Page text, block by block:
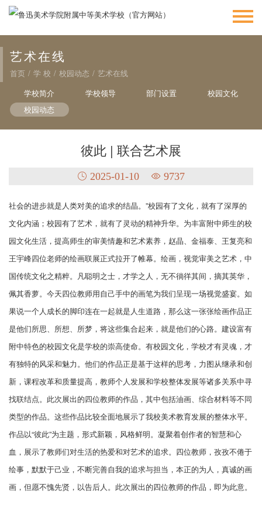
艺术在线
首页 / 学 校 / 校园动态 / 艺术在线
学校简介
学校领导 部门设置
校园文化
校园动态
彼此 | 联合艺术展
2025-01-10 9737
社会的进步就是人类对美的追求的结晶。”校园有了文化，就有了深厚的
文化内涵；校园有了艺术，就有了灵动的精神升华。为丰富附中师生的校
园文化生活，提高师生的审美情趣和艺术素养，赵晶、金福泰、王复亮和
王宇峰四位老师的绘画联展正式拉开了帷幕。绘画，视觉审美之艺术，中
国传统文化之精粹。凡聪明之士，才学之人，无不徜徉其间，摘其英华，
佩其香萝。今天四位教师用自己手中的画笔为我们呈现一场视觉盛宴。如
果说一个人成长的脚印连在一起就是人生道路，那么这一张张绘画作品正
是他们所思、所想、所梦，将这些集合起来，就是他们的心路。建设富有
附中特色的校园文化是学校的崇高使命。有校园文化，学校才有灵魂，才
有独特的风采和魅力。他们的作品正是基于这样的思考，力图从继承和创
新，课程改革和质量提高，教师个人发展和学校整体发展等诸多关系中寻
找联结点。此次展出的四位教师的作品，其中包括油画、综合材料等不同
类型的作品。这些作品比较全面地展示了我校美术教育发展的整体水平。
作品以“彼此”为主题，形式新颖，风格鲜明。凝聚着创作者的智慧和心
血，展示了教师们对生活的热爱和对艺术的追求。四位教师，孜孜不倦于
绘事，默默于己业，不断完善自我的追求与担当，本正的为人，真诚的画
画，但愿不愧先贤，以告后人。此次展出的四位教师的作品，即为此意。